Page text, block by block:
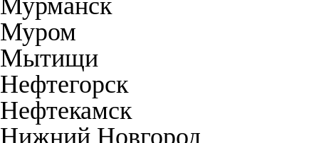
Мурманск
Муром
Мытищи
Нефтегорск
Нефтекамск
Нижний Новгород